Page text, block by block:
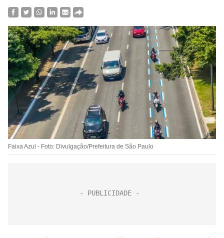
Faixa Azul - Foto: Divulgação/Prefeitura de São Paulo